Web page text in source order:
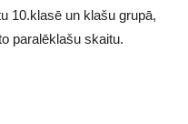
10.klasē un klašu grupā,
paralēklašu skaitu.